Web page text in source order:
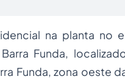
na planta no
Funda,
Funda, zona oeste